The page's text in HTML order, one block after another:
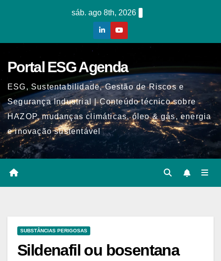
sáb. ago 8th, 2026
Portal ESG Agenda
ESG, Sustentabilidade, Gestão de Riscos e
Segurança Industrial | Conteúdo técnico sobre
HAZOP, mudanças climáticas, óleo & gás, energia
e inovação sustentável
SUBSTÂNCIAS PERIGOSAS
Sildenafil ou bosentana